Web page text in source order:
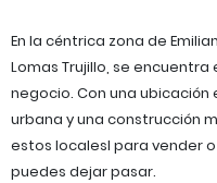
En la céntrica zona de
Lomas Trujillo, se
negocio. Con una
urbana y una construcción
estos localesl para vender
puedes dejar pasar.